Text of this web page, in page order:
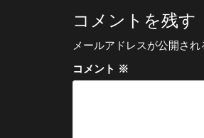
ビ
ゲ
ー
シ
コメントを残す
メールアドレスが公開され
コメント ※